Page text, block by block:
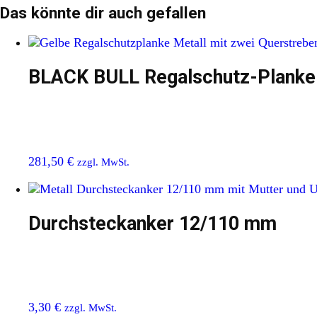
Das könnte dir auch gefallen
BLACK BULL Regalschutz-
281,50 € zzgl. MwSt.
Durchsteckanker 12/110 mm
3,30 € zzgl. MwSt.